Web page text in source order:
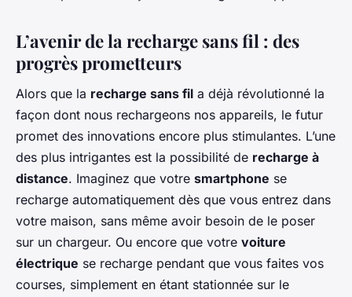
L’avenir de la recharge sans fil : des
progrès prometteurs
Alors que la recharge sans fil a déjà révolutionné la
façon dont nous rechargeons nos appareils, le futur
promet des innovations encore plus stimulantes. L’une
des plus intrigantes est la possibilité de recharge à
distance. Imaginez que votre smartphone se
recharge automatiquement dès que vous entrez dans
votre maison, sans même avoir besoin de le poser
sur un chargeur. Ou encore que votre voiture
électrique se recharge pendant que vous faites vos
courses, simplement en étant stationnée sur le